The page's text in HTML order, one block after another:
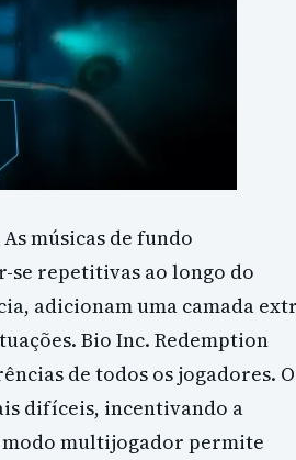
músicas de fundo
se repetitivas ao longo do
adicionam uma camada
Bio Inc. Redemption
de todos os jogadores. O
difíceis, incentivando a
modo multijogador permite